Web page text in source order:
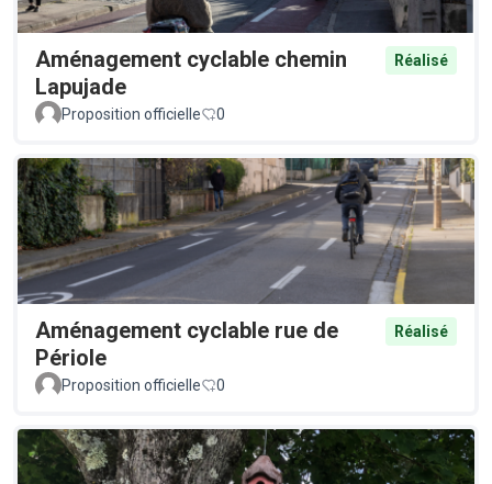
Aménagement cyclable chemin
Lapujade
Réalisé
Proposition officielle 0
Aménagement cyclable rue de
Périole
Réalisé
Proposition officielle 0